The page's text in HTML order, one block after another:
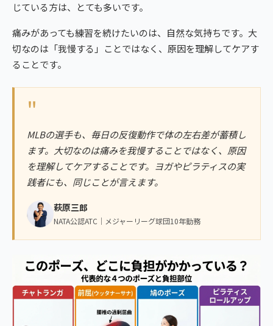
じている方は、とても多いです。
痛みがあっても練習を続けたいのは、自然な気持ちです。大
切なのは「我慢する」ことではなく、原因を理解してケアす
ることです。
"
MLBの選手も、毎日の反復動作で体の左右差が蓄積し
ます。大切なのは痛みを我慢することではなく、原因
を理解してケアすることです。ヨガやピラティスの実
践者にも、同じことが言えます。
萩原三郎
NATA公認ATC｜メジャーリーグ球団10年勤務